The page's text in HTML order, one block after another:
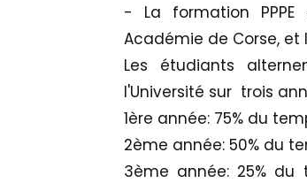
- La formation
Académie de Corse, et
Les étudiants
l'Université sur trois
1ère année: 75% du
2ème année: 50% du
3ème année: 25%